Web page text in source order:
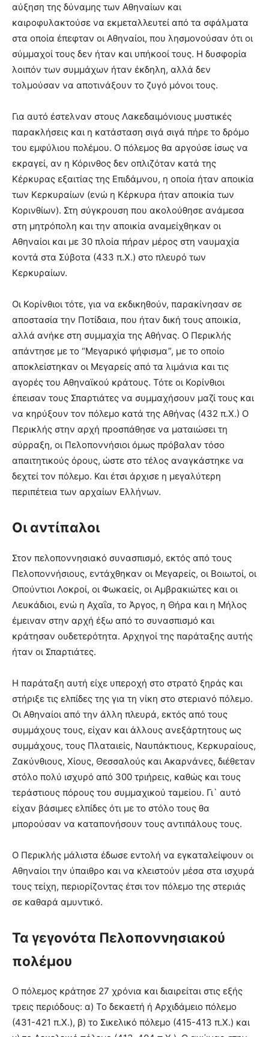
αύξηση της δύναμης των Αθηναίων και
καιροφυλακτούσε να εκμεταλλευτεί από τα σφάλματα
στα οποία έπεφταν οι Αθηναίοι, που λησμονούσαν ότι οι
σύμμαχοί τους δεν ήταν και υπήκοοί τους. Η δυσφορία
λοιπόν των συμμάχων ήταν έκδηλη, αλλά δεν
τολμούσαν να αποτινάξουν το ζυγό μόνοι τους.
Για αυτό έστελναν στους Λακεδαιμόνιους μυστικές
παρακλήσεις και η κατάσταση σιγά σιγά πήρε το δρόμο
του εμφύλιου πολέμου. Ο πόλεμος θα αργούσε ίσως να
εκραγεί, αν η Κόρινθος δεν οπλιζόταν κατά της
Κέρκυρας εξαιτίας της Επιδάμνου, η οποία ήταν αποικία
των Κερκυραίων (ενώ η Κέρκυρα ήταν αποικία των
Κορινθίων). Στη σύγκρουση που ακολούθησε ανάμεσα
στη μητρόπολη και την αποικία αναμείχθηκαν οι
Αθηναίοι και με 30 πλοία πήραν μέρος στη ναυμαχία
κοντά στα Σύβοτα (433 π.Χ.) στο πλευρό των
Κερκυραίων.
Οι Κορίνθιοι τότε, για να εκδικηθούν, παρακίνησαν σε
αποστασία την Ποτίδαια, που ήταν δική τους αποικία,
αλλά ανήκε στη συμμαχία της Αθήνας. Ο Περικλής
απάντησε με το “Μεγαρικό ψήφισμα”, με το οποίο
αποκλείστηκαν οι Μεγαρείς από τα λιμάνια και τις
αγορές του Αθηναϊκού κράτους. Τότε οι Κορίνθιοι
έπεισαν τους Σπαρτιάτες να συμμαχήσουν μαζί τους και
να κηρύξουν τον πόλεμο κατά της Αθήνας (432 π.Χ.) Ο
Περικλής στην αρχή προσπάθησε να ματαιώσει τη
σύρραξη, οι Πελοποννήσιοι όμως πρόβαλαν τόσο
απαιτητικούς όρους, ώστε στο τέλος αναγκάστηκε να
δεχτεί τον πόλεμο. Και έτσι άρχισε η μεγαλύτερη
περιπέτεια των αρχαίων Ελλήνων.
Οι αντίπαλοι
Στον πελοποννησιακό συνασπισμό, εκτός από τους
Πελοποννήσιους, εντάχθηκαν οι Μεγαρείς, οι Βοιωτοί, οι
Οπούντιοι Λοκροί, οι Φωκαείς, οι Αμβρακιώτες και οι
Λευκάδιοι, ενώ η Αχαΐα, το Άργος, η Θήρα και η Μήλος
έμειναν στην αρχή έξω από το συνασπισμό και
κράτησαν ουδετερότητα. Αρχηγοί της παράταξης αυτής
ήταν οι Σπαρτιάτες.
Η παράταξη αυτή είχε υπεροχή στο στρατό ξηράς και
στήριξε τις ελπίδες της για τη νίκη στο στεριανό πόλεμο.
Οι Αθηναίοι από την άλλη πλευρά, εκτός από τους
συμμάχους τους, είχαν και άλλους ανεξάρτητους ως
συμμάχους, τους Πλαταιείς, Ναυπάκτιους, Κερκυραίους,
Ζακύνθιους, Χίους, Θεσσαλούς και Ακαρνάνες, διέθεταν
στόλο πολύ ισχυρό από 300 τριήρεις, καθώς και τους
τεράστιους πόρους του συμμαχικού ταμείου. Γι` αυτό
είχαν βάσιμες ελπίδες ότι με το στόλο τους θα
μπορούσαν να καταπονήσουν τους αντιπάλους τους.
Ο Περικλής μάλιστα έδωσε εντολή να εγκαταλείψουν οι
Αθηναίοι την ύπαιθρο και να κλειστούν μέσα στα ισχυρά
τους τείχη, περιορίζοντας έτσι τον πόλεμο της στεριάς
σε καθαρά αμυντικό.
Τα γεγονότα Πελοποννησιακού
πολέμου
Ο πόλεμος κράτησε 27 χρόνια και διαιρείται στις εξής
τρεις περιόδους: α) Το δεκαετή ή Αρχιδάμειο πόλεμο
(431-421 π.Χ.), β) το Σικελικό πόλεμο (415-413 π.Χ.) και